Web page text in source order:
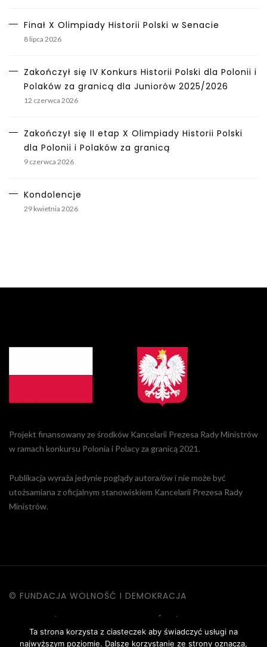
Finał X Olimpiady Historii Polski w Senacie
8 lipca 2026
Zakończył się IV Konkurs Historii Polski dla Polonii i
Polaków za granicą dla Juniorów 2025/2026
12 czerwca 2026
Zakończył się II etap X Olimpiady Historii Polski
dla Polonii i Polaków za granicą
9 czerwca 2026
Kondolencje
29 kwietnia 2026
Projekt finansowany ze środków Kancelarii Prezesa Rady Ministrów
w ramach konkursu Polonia i Polacy za granicą 2021.
Publikacja wyraża jedynie poglądy autora/ów i nie może być
utożsamiana z oficjalnym stanowiskiem Kancelarii Prezesa Rady
Ministrów.
© FUNDACJA WOLNOŚĆ I DEMOKRACJA
| POLITYKA PRYWATNOŚCI |
REGULAMIN STRONY
Ta strona korzysta z ciasteczek aby świadczyć usługi na
najwyższym poziomie. Dalsze korzystanie ze strony oznacza,